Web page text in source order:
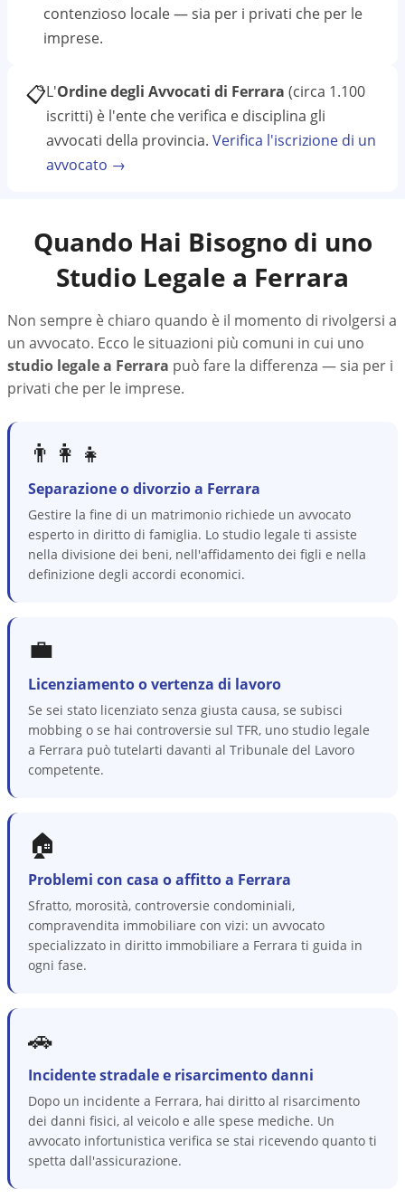
contenzioso locale — sia per i privati che per le
imprese.
📋L'Ordine degli Avvocati di Ferrara (circa 1.100
iscritti) è l'ente che verifica e disciplina gli
avvocati della provincia. Verifica l'iscrizione di un
avvocato →
Quando Hai Bisogno di uno
Studio Legale a Ferrara
Non sempre è chiaro quando è il momento di rivolgersi a
un avvocato. Ecco le situazioni più comuni in cui uno
studio legale a Ferrara può fare la differenza — sia per i
privati che per le imprese.
👨‍👩‍👧
Separazione o divorzio a Ferrara
Gestire la fine di un matrimonio richiede un avvocato
esperto in diritto di famiglia. Lo studio legale ti assiste
nella divisione dei beni, nell'affidamento dei figli e nella
definizione degli accordi economici.
💼
Licenziamento o vertenza di lavoro
Se sei stato licenziato senza giusta causa, se subisci
mobbing o se hai controversie sul TFR, uno studio legale
a Ferrara può tutelarti davanti al Tribunale del Lavoro
competente.
🏠
Problemi con casa o affitto a Ferrara
Sfratto, morosità, controversie condominiali,
compravendita immobiliare con vizi: un avvocato
specializzato in diritto immobiliare a Ferrara ti guida in
ogni fase.
🚗
Incidente stradale e risarcimento danni
Dopo un incidente a Ferrara, hai diritto al risarcimento
dei danni fisici, al veicolo e alle spese mediche. Un
avvocato infortunistica verifica se stai ricevendo quanto ti
spetta dall'assicurazione.